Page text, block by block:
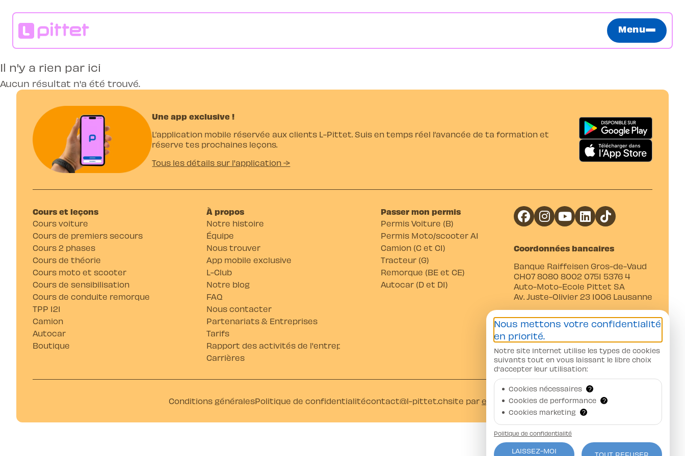
Menu
Il n'y a rien par ici
Aucun résultat n'a été trouvé.
Une app exclusive !
L’application mobile réservée aux clients L-Pittet. Suis en temps réel l’avancée de ta formation et
réserve tes prochaines leçons.
Tous les détails sur l'application →
Cours et leçons
Cours voiture
Cours de premiers secours
Cours 2 phases
Cours de théorie
Cours moto et scooter
Cours de sensibilisation
Cours de conduite remorque
TPP 121
Camion
Autocar
Boutique
À propos
Notre histoire
Équipe
Nous trouver
App mobile exclusive
L-Club
Notre blog
FAQ
Nous contacter
Partenariats & Entreprises
Tarifs
Rapport des activités de l'entreprise
Carrières
Passer mon permis
Permis Voiture (B)
Permis Moto/scooter A1
Camion (C et C1)
Tracteur (G)
Remorque (BE et CE)
Autocar (D et D1)
Coordonnées bancaires
Banque Raiffeisen Gros-de-Vaud
CH07 8080 8002 0751 5376 4
Auto-Moto-Ecole Pittet SA
Av. Juste-Olivier 23 1006 Lausanne
Conditions généralesPolitique de confidentialitécontact@l-pittet.chsite par ercos.ch
Nous mettons votre confidentialité
en priorité.
Notre site Internet utilise les types de cookies
suivants tout en vous laissant le libre choix
d'accepter leur utilisation:
Cookies nécessaires ?
Cookies de performance ?
Cookies marketing ?
Politique de confidentialité
LAISSEZ-MOI
TOUT REFUSER